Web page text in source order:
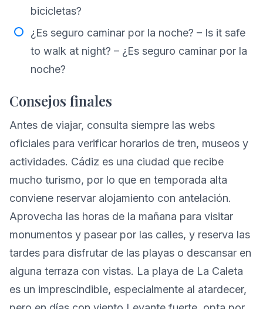
bicicletas?
¿Es seguro caminar por la noche? – Is it safe
to walk at night? – ¿Es seguro caminar por la
noche?
Consejos finales
Antes de viajar, consulta siempre las webs
oficiales para verificar horarios de tren, museos y
actividades. Cádiz es una ciudad que recibe
mucho turismo, por lo que en temporada alta
conviene reservar alojamiento con antelación.
Aprovecha las horas de la mañana para visitar
monumentos y pasear por las calles, y reserva las
tardes para disfrutar de las playas o descansar en
alguna terraza con vistas. La playa de La Caleta
es un imprescindible, especialmente al atardecer,